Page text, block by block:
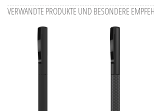
VERWANDTE PRODUKTE UND BESONDERE